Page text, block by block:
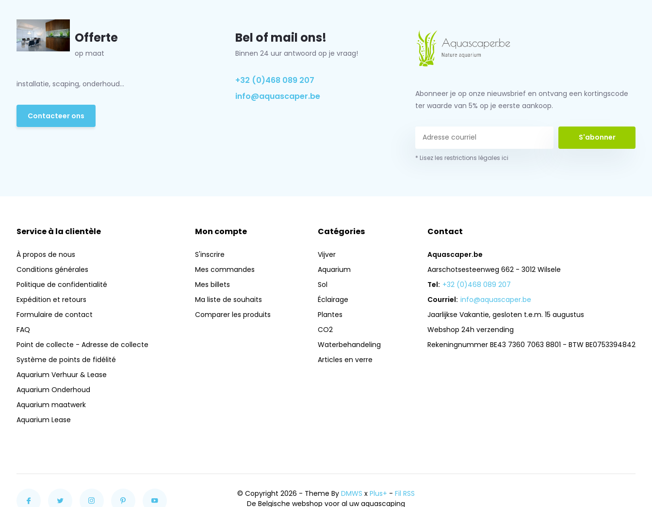
Offerte
op maat
installatie, scaping, onderhoud...
Contacteer ons
Bel of mail ons!
Binnen 24 uur antwoord op je vraag!
+32 (0)468 089 207
info@aquascaper.be
Abonneer je op onze nieuwsbrief en ontvang een kortingscode
ter waarde van 5% op je eerste aankoop.
S'abonner
* Lisez les restrictions légales ici
Service à la clientèle
À propos de nous
Conditions générales
Politique de confidentialité
Expédition et retours
Formulaire de contact
FAQ
Point de collecte - Adresse de collecte
Système de points de fidélité
Aquarium Verhuur & Lease
Aquarium Onderhoud
Aquarium maatwerk
Aquarium Lease
Mon compte
S'inscrire
Mes commandes
Mes billets
Ma liste de souhaits
Comparer les produits
Catégories
Vijver
Aquarium
Sol
Éclairage
Plantes
CO2
Waterbehandeling
Articles en verre
Contact
Aquascaper.be
Aarschotsesteenweg 662 - 3012 Wilsele
Tel: +32 (0)468 089 207
Courriel: info@aquascaper.be
Jaarlijkse Vakantie, gesloten t.e.m. 15 augustus
Webshop 24h verzending
Rekeningnummer BE43 7360 7063 8801 - BTW BE0753394842
© Copyright 2026 - Theme By DMWS x Plus+ - Fil RSS
De Belgische webshop voor al uw aquascaping